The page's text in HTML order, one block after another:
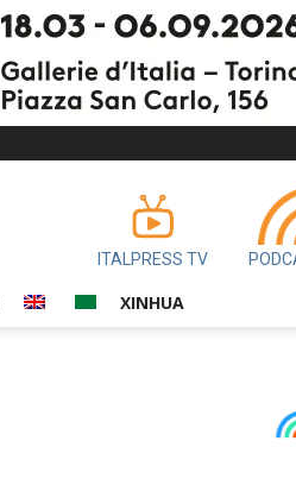
ITALPRESS TV
XINHUA